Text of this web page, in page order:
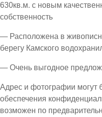
630кв.м. с новым
собственность
— Расположена в
берегу Камского
— Очень выгодное
Адрес и фотографии могут
обеспечения
возможен по